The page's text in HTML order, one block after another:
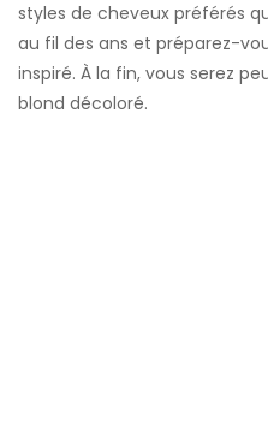
styles de cheveux préférés
au fil des ans et préparez-
inspiré. À la fin, vous serez
blond décoloré.